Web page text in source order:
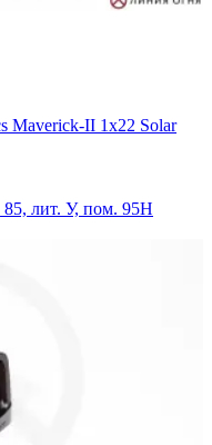
Maverick-II 1x22 Solar
лит. У, пом. 95Н